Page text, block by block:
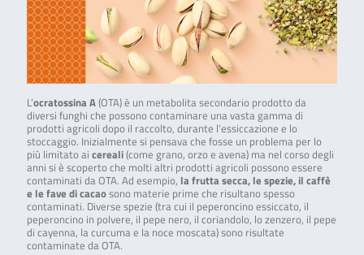
L’ocratossina A(OTA) è un metabolita secondario prodotto da
diversi funghi che possono contaminare una vasta gamma di
prodotti agricoli dopo il raccolto, durante l’essiccazione e lo
stoccaggio. Inizialmente si pensava che fosse un problema per lo
più limitato ai cereali(come grano, orzo e avena) ma nel corso degli
anni si è scoperto che molti altri prodotti agricoli possono essere
contaminati da OTA. Ad esempio, la frutta secca, le spezie, il caffè
e le fave di cacaosono materie prime che risultano spesso
contaminati. Diverse spezie (tra cui il peperoncino essiccato, il
peperoncino in polvere, il pepe nero, il coriandolo, lo zenzero, il pepe
di cayenna, la curcuma e la noce moscata) sono risultate
contaminate da OTA.